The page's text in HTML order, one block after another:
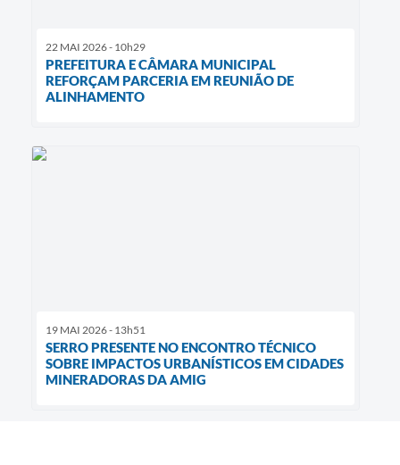
22 MAI 2026 - 10h29
PREFEITURA E CÂMARA MUNICIPAL
REFORÇAM PARCERIA EM REUNIÃO DE
ALINHAMENTO
19 MAI 2026 - 13h51
SERRO PRESENTE NO ENCONTRO TÉCNICO
SOBRE IMPACTOS URBANÍSTICOS EM CIDADES
MINERADORAS DA AMIG